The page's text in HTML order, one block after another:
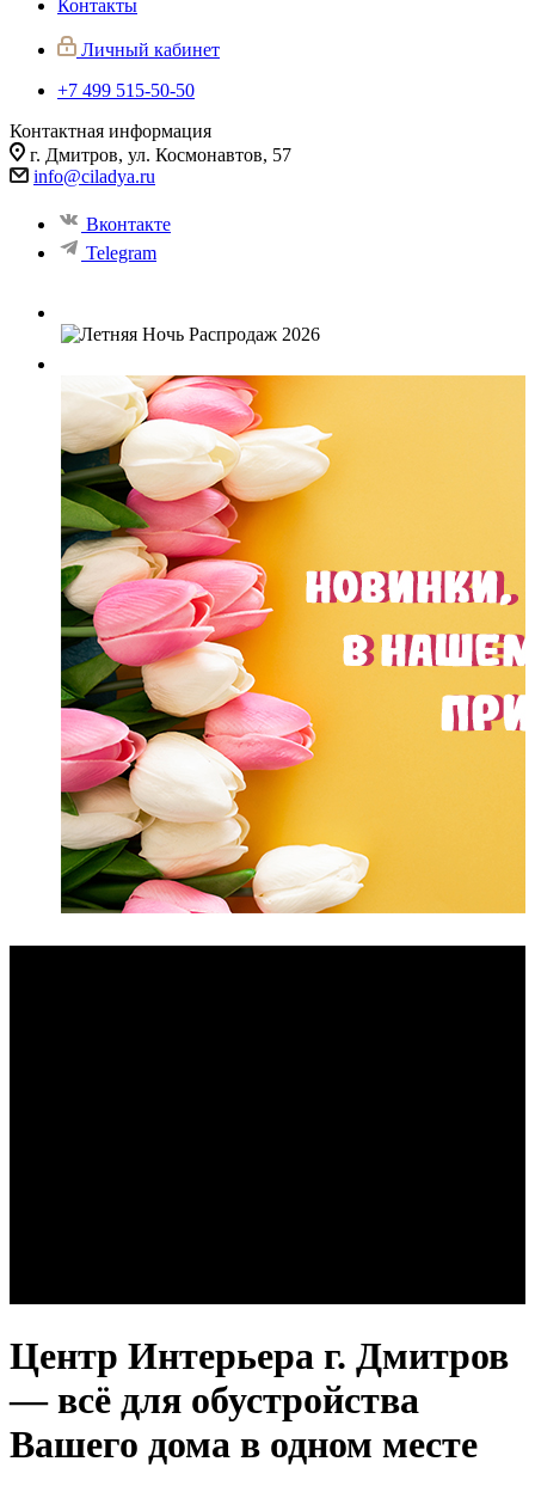
Контакты
Личный кабинет
+7 499 515-50-50
Контактная информация
г. Дмитров, ул. Космонавтов, 57
info@ciladya.ru
Вконтакте
Telegram
Центр Интерьера г. Дмитров
— всё для обустройства
Вашего дома в одном месте